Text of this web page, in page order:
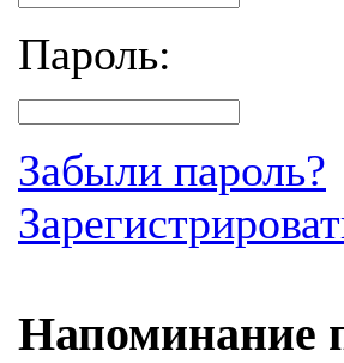
Пароль:
Забыли пароль?
Напоминание